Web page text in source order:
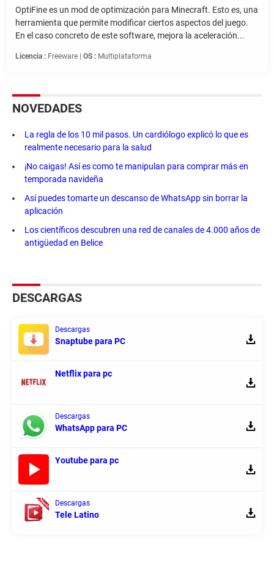
OptiFine es un mod de optimización para Minecraft. Esto es, una
herramienta que permite modificar ciertos aspectos del juego.
En el caso concreto de este software, mejora la aceleración...
Licencia : Freeware | OS : Multiplataforma
NOVEDADES
La regla de los 10 mil pasos. Un cardiólogo explicó lo que es
realmente necesario para la salud
¡No caigas! Así es como te manipulan para comprar más en
temporada navideña
Así puedes tomarte un descanso de WhatsApp sin borrar la
aplicación
Los científicos descubren una red de canales de 4.000 años de
antigüedad en Belice
DESCARGAS
Descargas
Snaptube para PC
Netflix para pc
Descargas
WhatsApp para PC
Youtube para pc
Descargas
Tele Latino